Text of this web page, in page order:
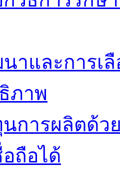
าและการเ
ภาพ
การผลิตด้ว
อถือได้